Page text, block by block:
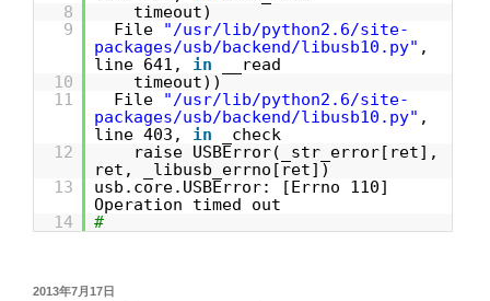
8
timeout)
9
File
"/usr/lib/python2.6/site-
packages/usb/backend/libusb10.py" ,
line 641, in
__read
10
timeout))
11
File
"/usr/lib/python2.6/site-
packages/usb/backend/libusb10.py" ,
line 403, in
_check
12
raise USBError(_str_error[ret],
ret, _libusb_errno[ret])
13
usb.core.USBError: [Errno 110]
Operation timed out
14
#
投
2013年7月17日